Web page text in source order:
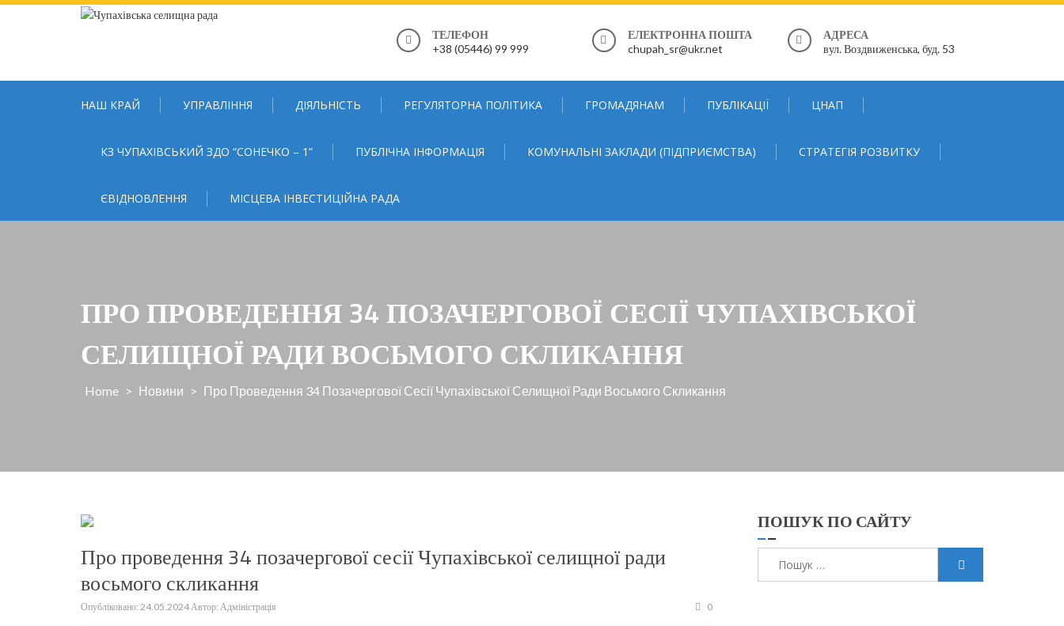
Skip
ТЕЛЕФОН
+38 (05446) 99 999
ЕЛЕКТРОННА ПОШТА
chupah_sr@ukr.net
АДРЕСА
вул. Воздвиженська, буд. 53
НАШ КРАЙ УПРАВЛІННЯ ДІЯЛЬНІСТЬ РЕГУЛЯТОРНА ПОЛІТИКА ГРОМАДЯНАМ ПУБЛІКАЦІЇ ЦНАП
КЗ ЧУПАХІВСЬКИЙ ЗДО “СОНЕЧКО – 1” ПУБЛІЧНА ІНФОРМАЦІЯ КОМУНАЛЬНІ ЗАКЛАДИ (ПІДПРИЄМСТВА) СТРАТЕГІЯ РОЗВИТКУ
ЄВІДНОВЛЕННЯ МІСЦЕВА ІНВЕСТИЦІЙНА РАДА
ПРО ПРОВЕДЕННЯ 34 ПОЗАЧЕРГОВОЇ СЕСІЇ ЧУПАХІВСЬКОЇ
СЕЛИЩНОЇ РАДИ ВОСЬМОГО СКЛИКАННЯ
Home > Новини > Про Проведення 34 Позачергової Сесії Чупахівської Селищної Ради Восьмого Скликання
Про проведення 34 позачергової сесії Чупахівської селищної ради
восьмого скликання
Опубліковано: 24.05.2024Автор: Адміністрація 0
ПОШУК ПО САЙТУ